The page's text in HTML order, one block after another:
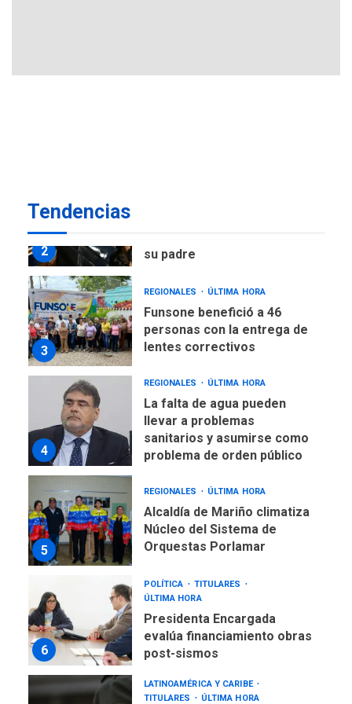
Tendencias
2
su padre
3
REGIONALES ÚLTIMA HORA
Funsone benefició a 46
personas con la entrega de
lentes correctivos
4
REGIONALES ÚLTIMA HORA
La falta de agua pueden
llevar a problemas
sanitarios y asumirse como
problema de orden público
5
REGIONALES ÚLTIMA HORA
Alcaldía de Mariño climatiza
Núcleo del Sistema de
Orquestas Porlamar
6
POLÍTICA
TITULARES
ÚLTIMA HORA
Presidenta Encargada
evalúa financiamiento obras
post-sismos
LATINOAMÉRICA Y CARIBE
TITULARES
ÚLTIMA HORA